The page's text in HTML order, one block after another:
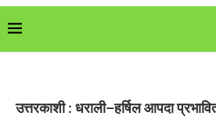
उत्तरकाशी : धराली–हर्षिल आपदा